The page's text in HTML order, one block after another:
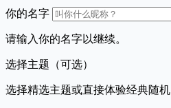
你的名字
请输入你的名字以继续。
选择主题（可选）
选择精选主题或直接体验经典随机